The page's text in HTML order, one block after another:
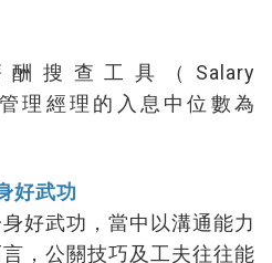
酬搜查工具（Salary
理經理的入息中位數為
好武功
好武功，當中以溝通能力
，公關技巧及工夫往往能